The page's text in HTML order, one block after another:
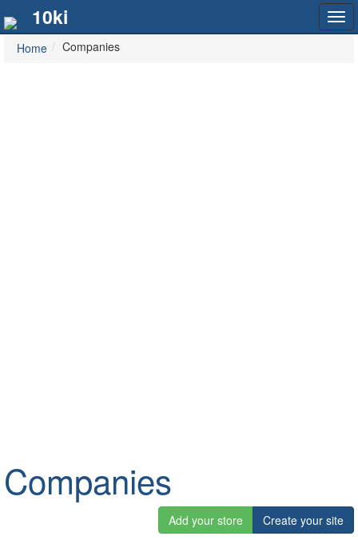
10ki
Home Companies
Companies
Add your store Create your site